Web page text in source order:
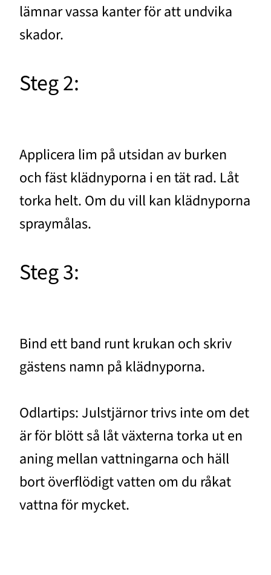
lämnar vassa kanter för att undvika
skador.
Steg 2:
Applicera lim på utsidan av burken
och fäst klädnyporna i en tät rad. Låt
torka helt. Om du vill kan klädnyporna
spraymålas.
Steg 3:
Bind ett band runt krukan och skriv
gästens namn på klädnyporna.
Odlartips: Julstjärnor trivs inte om det
är för blött så låt växterna torka ut en
aning mellan vattningarna och häll
bort överflödigt vatten om du råkat
vattna för mycket.